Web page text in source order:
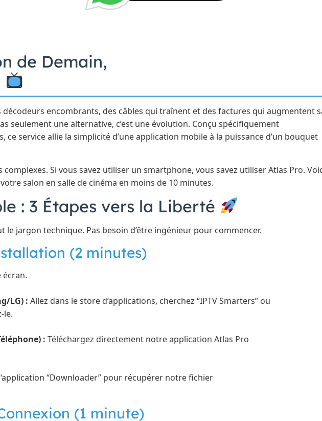
de Demain,
décodeurs encombrants, des câbles qui traînent et des factures qui augmentent
seulement une alternative, c’est une évolution. Conçu spécifiquement
ce service allie la simplicité d’une application mobile à la puissance d’un bouquet
Si vous savez utiliser un smartphone, vous savez utiliser Atlas Pro.
salon en salle de cinéma en moins de 10 minutes.
: 3 Étapes vers la Liberté
le jargon technique. Pas besoin d’être ingénieur pour commencer.
(2 minutes)
écran.
LG) : Allez dans le store d’applications, cherchez “IPTV Smarters” ou
le.
: Téléchargez directement notre application Atlas Pro
“Downloader” pour récupérer notre fichier
(1 minute)